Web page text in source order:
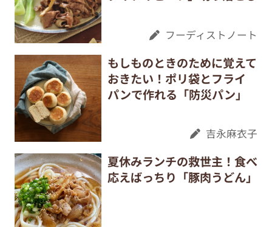
フーディストノート
もしものときのために覚えて
おきたい！ポリ袋とフライ
パンで作れる「防災パン」
吉永麻衣子
夏休みランチの救世主！食べ
応えばっちり「豚肉うどん」